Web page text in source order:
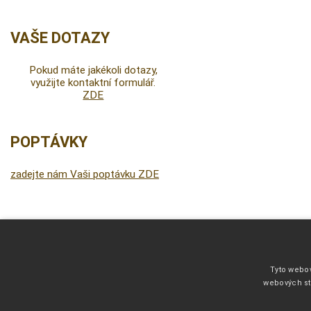
VAŠE DOTAZY
Pokud máte jakékoli dotazy,
využijte kontaktní formulář.
ZDE
POPTÁVKY
zadejte nám Vaši poptávku ZDE
Tyto
webových